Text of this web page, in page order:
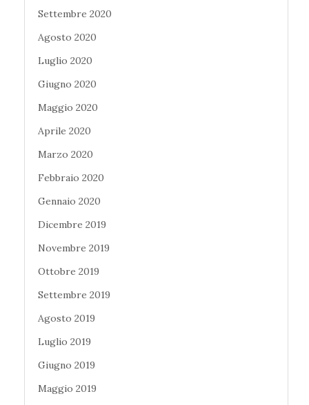
Settembre 2020
Agosto 2020
Luglio 2020
Giugno 2020
Maggio 2020
Aprile 2020
Marzo 2020
Febbraio 2020
Gennaio 2020
Dicembre 2019
Novembre 2019
Ottobre 2019
Settembre 2019
Agosto 2019
Luglio 2019
Giugno 2019
Maggio 2019